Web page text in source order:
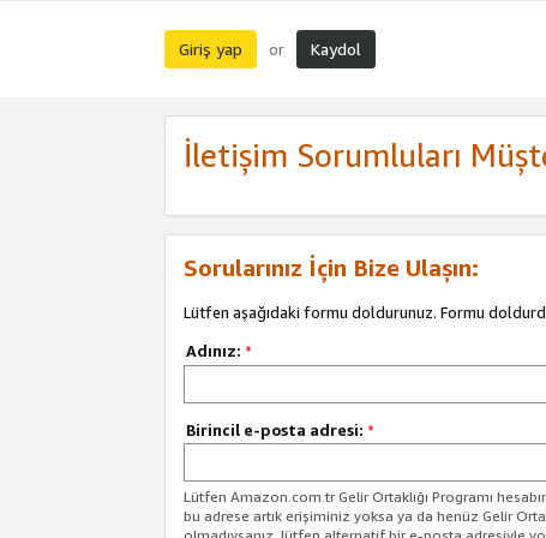
Giriş yap or Kaydol
İletişim Sorumluları
Sorularınız İçin Bize Ulaşın:
Lütfen aşağıdaki formu doldurunuz. Formu
Adınız: *
Birincil e-posta adresi: *
Lütfen Amazon.com.tr Gelir Ortaklığı Programı
bu adrese artık erişiminiz yoksa ya da henüz Gelir